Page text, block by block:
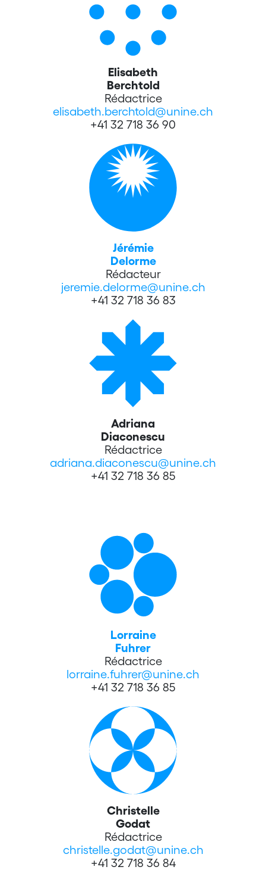
Elisabeth
Berchtold
Rédactrice
elisabeth.berchtold@unine.ch
+41 32 718 36 90
Jérémie
Delorme
Rédacteur
jeremie.delorme@unine.ch
+41 32 718 36 83
Adriana
Diaconescu
Rédactrice
adriana.diaconescu@unine.ch
+41 32 718 36 85
Lorraine
Fuhrer
Rédactrice
lorraine.fuhrer@unine.ch
+41 32 718 36 85
Christelle
Godat
Rédactrice
christelle.godat@unine.ch
+41 32 718 36 84